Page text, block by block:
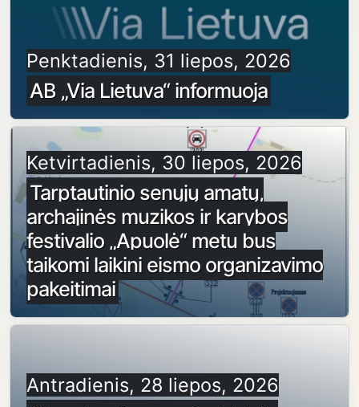
Penktadienis, 31 liepos, 2026
AB „Via Lietuva“ informuoja
Ketvirtadienis, 30 liepos, 2026
Tarptautinio senųjų amatų,
archajinės muzikos ir karybos
festivalio „Apuolė“ metu bus
taikomi laikini eismo organizavimo
pakeitimai
Antradienis, 28 liepos, 2026